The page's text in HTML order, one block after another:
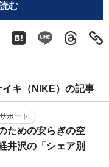
む
イキ（NIKE）の記事
ポート
ための安らぎの空
井沢の「シェア別